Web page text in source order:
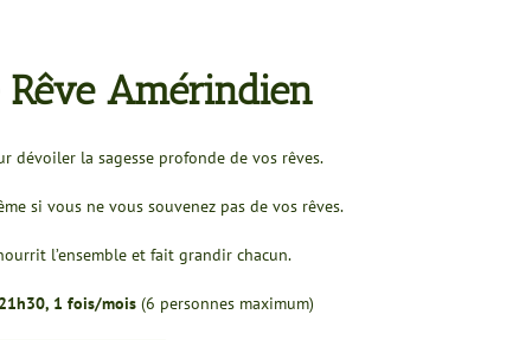
Rêve Amérindien
dévoiler la sagesse profonde de vos rêves.
si vous ne vous souvenez pas de vos rêves.
l’ensemble et fait grandir chacun.
1 fois/mois(6 personnes maximum)